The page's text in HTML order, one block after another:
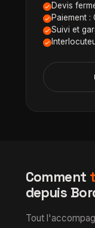
Devis
Paiement :
Suivi et
Comment
depuis
Tout